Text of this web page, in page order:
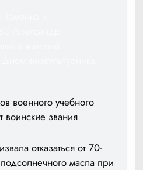
военного учебного
воинские звания
отказаться от 70-
масла при